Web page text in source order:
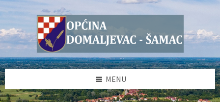
Skip
to
Skip
to
sidebar
Skip
to
sidebar
Skip
to
MENU